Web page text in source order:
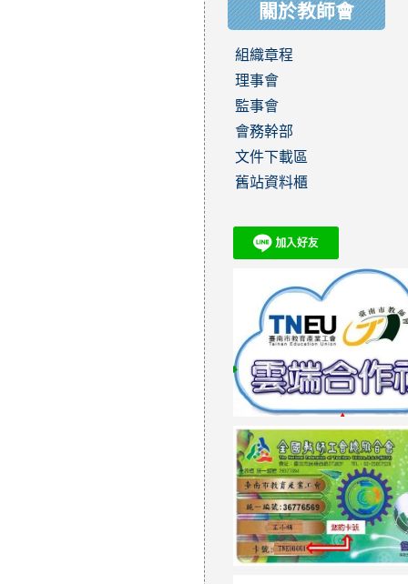
關於教師會
組織章程
理事會
監事會
會務幹部
文件下載區
舊站資料櫃